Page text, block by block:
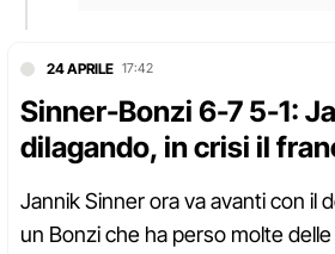
24 APRILE 17:42
Sinner-Bonzi 6-7 5-1:
dilagando, in crisi il
Jannik Sinner ora va avanti con il
un Bonzi che ha perso molte